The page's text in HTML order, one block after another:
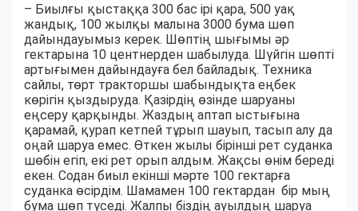
– Биылғы қыстаққа 300 бас ірі қара, 500 уақ
жандық, 100 жылқы малына 3000 бума шөп
дайындауымыз керек. Шөптің шығымы әр
гектарына 10 центнерден шабылуда. Шүйгін шөпті
артығымен дайындауға бел байладық. Техника
сайлы, төрт тракторшы шабындықта еңбек
көрігін қыздыруда. Қазірдің өзінде шаруаны
еңсеру қарқынды. Жаздың аптап ыстығына
қарамай, қурап кетпей тұрып шауып, тасып алу да
оңай шаруа емес. Өткен жылы бірінші рет суданка
шөбін егіп, екі рет орып алдым. Жақсы өнім береді
екен. Содан биыл екінші мәрте 100 гектарға
суданка өсірдім. Шамамен 100 гектардан бір мың
бума шөп түседі. Жалпы біздің ауылдың шаруа